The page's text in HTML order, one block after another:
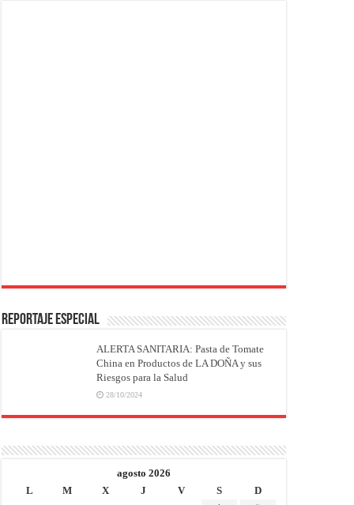
REPORTAJE ESPECIAL
ALERTA SANITARIA: Pasta de Tomate
China en Productos de LA DOÑA y sus
Riesgos para la Salud
28/10/2024
agosto 2026
L
M X J V S
D